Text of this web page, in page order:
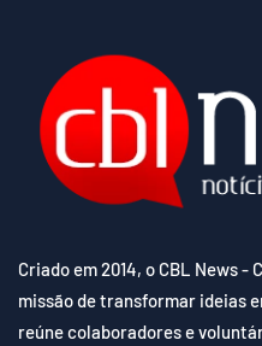
Criado em 2014, o CBL News -
missão de transformar ideias
reúne colaboradores e